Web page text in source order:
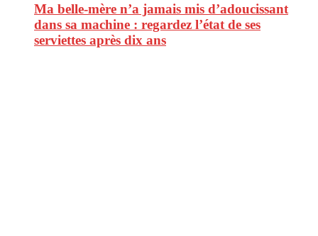
Ma belle-mère n’a jamais mis d’adoucissant
dans sa machine : regardez l’état de ses
serviettes après dix ans